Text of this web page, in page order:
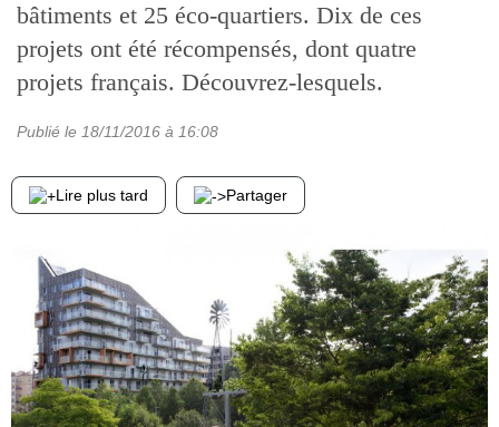
bâtiments et 25 éco-quartiers. Dix de ces
projets ont été récompensés, dont quatre
projets français. Découvrez-lesquels.
Publié le 18/11/2016 à 16:08
Lire plus tard Partager